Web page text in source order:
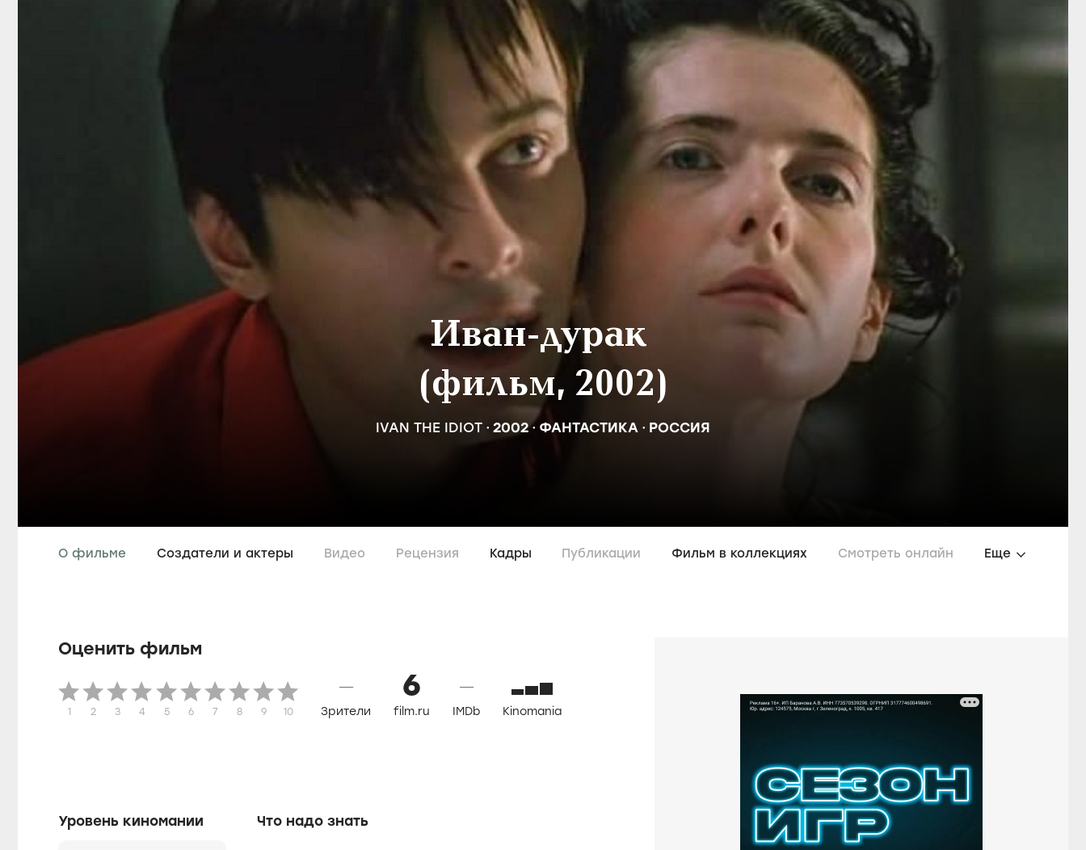
Иван-дурак
(фильм, 2002)
IVAN THE IDIOT 2002 ФАНТАСТИКА РОССИЯ
О фильме Создатели и актеры Видео Рецензия Кадры Публикации Фильм в коллекциях Смотреть онлайн Еще
Оценить фильм
1 2 3 4 5 6 7 8 9 10
—
Зрители
6
film.ru
—
IMDb Kinomania
Уровень киномании Что надо знать